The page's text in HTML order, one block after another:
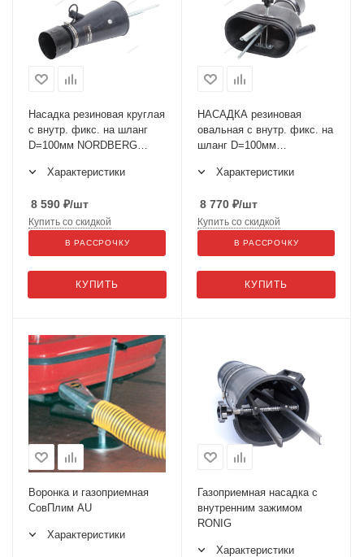
Насадка резиновая круглая
с внутр. фикс. на шланг
D=100мм NORDBERG
Характеристики
8 590 ₽/шт
КУПИТЬ
Купить со скидкой
В РАССРОЧКУ
НАСАДКА резиновая
овальная с внутр. фикс. на
шланг D=100мм
Характеристики
8 770 ₽/шт
КУПИТЬ
Купить со скидкой
В РАССРОЧКУ
Воронка и газоприемная
СовПлим AU
Характеристики
Газоприемная насадка с
внутренним зажимом
RONIG
Характеристики